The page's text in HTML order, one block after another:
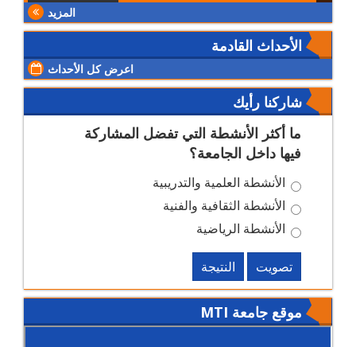
المزيد
الأحداث القادمة
اعرض كل الأحداث
شاركنا رأيك
ما أكثر الأنشطة التي تفضل المشاركة
فيها داخل الجامعة؟
الأنشطة العلمية والتدريبية
الأنشطة الثقافية والفنية
الأنشطة الرياضية
تصويت النتيجة
موقع جامعة MTI